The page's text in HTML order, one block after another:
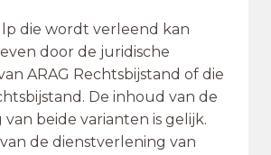
die wordt verleend kan
door de juridische
ARAG Rechtsbijstand of die
De inhoud van de
beide varianten is gelijk.
de dienstverlening van